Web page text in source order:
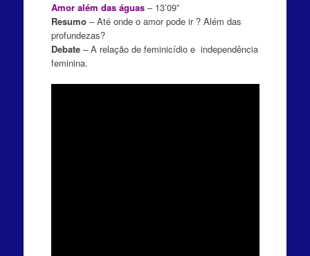
Amor além das águas– 13’09”
Resumo– Até onde o amor pode ir ? Além das
profundezas?
Debate– A relação de feminicídio e independência
feminina.